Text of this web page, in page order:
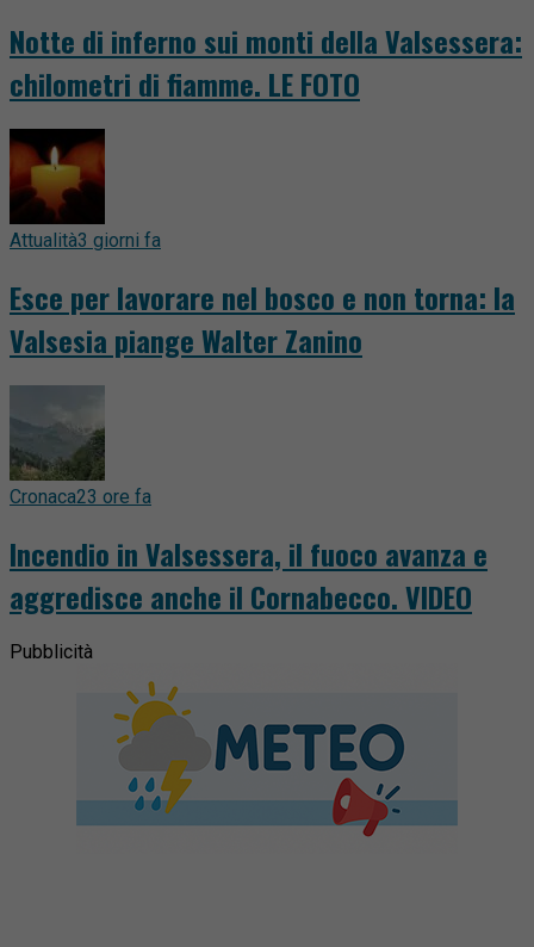
Notte di inferno sui monti della Valsessera:
chilometri di fiamme. LE FOTO
Attualità3 giorni fa
Esce per lavorare nel bosco e non torna: la
Valsesia piange Walter Zanino
Cronaca23 ore fa
Incendio in Valsessera, il fuoco avanza e
aggredisce anche il Cornabecco. VIDEO
Pubblicità